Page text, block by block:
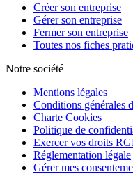
Créer son entreprise
Gérer son entreprise
Fermer son entreprise
Toutes nos fiches
Notre société
Mentions légales
Conditions générales
Charte Cookies
Politique de
Exercer vos droits
Réglementation légale
Gérer mes